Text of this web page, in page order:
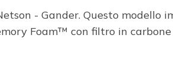
- Gander. Questo modello
Foam™ con filtro in